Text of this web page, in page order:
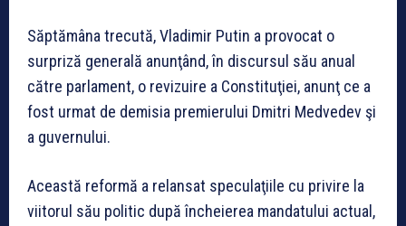
Săptămâna trecută, Vladimir Putin a provocat o
surpriză generală anunţând, în discursul său anual
către parlament, o revizuire a Constituţiei, anunţ ce a
fost urmat de demisia premierului Dmitri Medvedev şi
a guvernului.
Această reformă a relansat speculaţiile cu privire la
viitorul său politic după încheierea mandatului actual,